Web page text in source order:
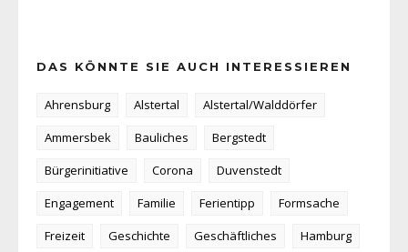
DAS KÖNNTE SIE AUCH INTERESSIEREN
Ahrensburg Alstertal
Alstertal/Walddörfer
Ammersbek
Bauliches
Bergstedt
Bürgerinitiative
Corona
Duvenstedt
Engagement
Familie Ferientipp
Formsache
Freizeit
Geschichte Geschäftliches
Hamburg